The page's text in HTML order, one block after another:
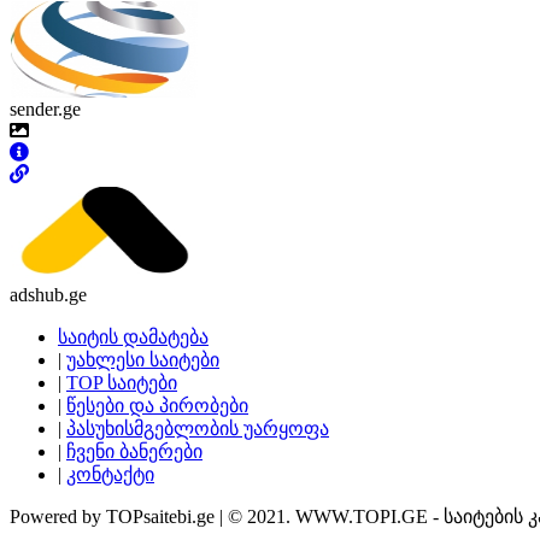
sender.ge
adshub.ge
საიტის დამატება
| უახლესი საიტები
| TOP საიტები
| წესები და პირობები
| პასუხისმგებლობის უარყოფა
| ჩვენი ბანერები
| კონტაქტი
Powered by TOPsaitebi.ge | © 2021. WWW.TOPI.GE -